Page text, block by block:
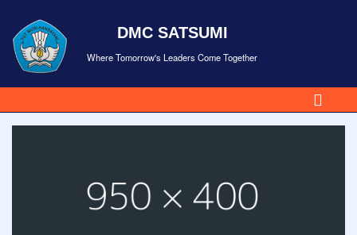
DMC SATSUMI
Where Tomorrow's Leaders Come Together